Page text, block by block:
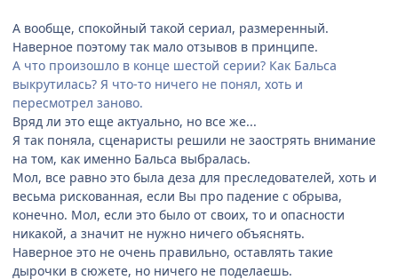
А вообще, спокойный такой сериал, размеренный.
Наверное поэтому так мало отзывов в принципе.
А что произошло в конце шестой серии? Как Бальса
выкрутилась? Я что-то ничего не понял, хоть и
пересмотрел заново.
Вряд ли это еще актуально, но все же...
Я так поняла, сценаристы решили не заострять внимание
на том, как именно Бальса выбралась.
Мол, все равно это была деза для преследователей, хоть и
весьма рискованная, если Вы про падение с обрыва,
конечно. Мол, если это было от своих, то и опасности
никакой, а значит не нужно ничего объяснять.
Наверное это не очень правильно, оставлять такие
дырочки в сюжете, но ничего не поделаешь.